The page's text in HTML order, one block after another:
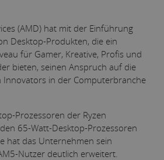
(AMD) hat mit der Einführung
Desktop-Produkten, die ein
für Gamer, Kreative, Profis und
bieten, seinen Anspruch auf die
Innovators in der Computerbranche
Prozessoren der Ryzen
65-Watt-Desktop-Prozessoren
hat das Unternehmen sein
Nutzer deutlich erweitert.